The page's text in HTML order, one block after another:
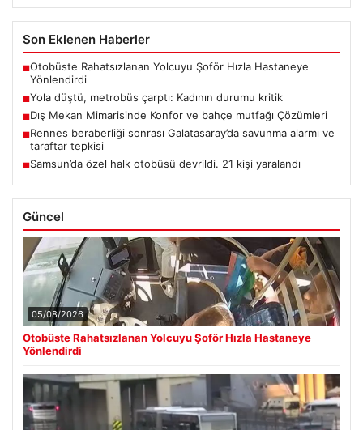
Son Eklenen Haberler
■Otobüste Rahatsızlanan Yolcuyu Şoför Hızla Hastaneye
Yönlendirdi
■Yola düştü, metrobüs çarptı: Kadının durumu kritik
■Dış Mekan Mimarisinde Konfor ve bahçe mutfağı Çözümleri
■Rennes beraberliği sonrası Galatasaray’da savunma alarmı ve
taraftar tepkisi
■Samsun’da özel halk otobüsü devrildi. 21 kişi yaralandı
Güncel
05/08/2026
Otobüste Rahatsızlanan Yolcuyu Şoför Hızla Hastaneye
Yönlendirdi